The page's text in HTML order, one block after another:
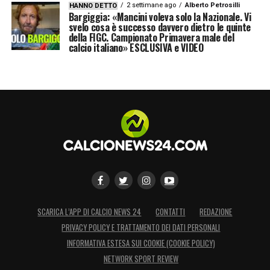
di testa. Tutto il repertorio. A Casteldebole
si contano i minuti che lo separano dal
ritorno in campo e tutta Bologna lo aspetta.
LA PLAYLIST DELLE NOSTRE TOP NEWS
HANNO DETTO 2 settimane ago Alberto Petrosilli
Bargiggia: «Mancini voleva solo la Nazionale. Vi
svelo cosa è successo davvero dietro le quinte
della FIGC. Campionato Primavera male del
calcio italiano» ESCLUSIVA e VIDEO
SCARICA L’APP DI CALCIO NEWS 24 CONTATTI
REDAZIONE
PRIVACY POLICY E TRATTAMENTO DEI DATI PERSONALI
INFORMATIVA ESTESA SUI COOKIE (COOKIE POLICY)
NETWORK SPORT REVIEW